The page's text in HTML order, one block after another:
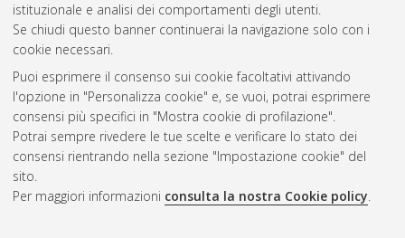
istituzionale e analisi dei comportamenti degli utenti.
Se chiudi questo banner continuerai la navigazione solo con i
cookie necessari.
Puoi esprimere il consenso sui cookie facoltativi attivando
l'opzione in "Personalizza cookie" e, se vuoi, potrai esprimere
consensi più specifici in "Mostra cookie di profilazione".
Potrai sempre rivedere le tue scelte e verificare lo stato dei
consensi rientrando nella sezione "Impostazione cookie" del
sito.
Per maggiori informazioni consulta la nostra Cookie policy.
Gestione del documento:
Atom
Rss
AMS Acta
ISSN: 2038-7954
re3data.org -
doi.org/10.17616/R3P19R
Servizio implementato e
Impostazioni Cookie